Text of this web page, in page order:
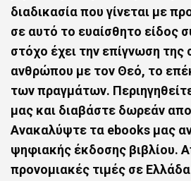
διαδικασία που γίνεται με
σε αυτό το ευαίσθητο είδος
στόχο έχει την επίγνωση της
ανθρώπου με τον Θεό, το
των πραγμάτων.
μας και διαβάστε δωρεάν
Ανακαλύψτε τα ebooks μας
ψηφιακής έκδοσης βιβλίου.
προνομιακές τιμές σε